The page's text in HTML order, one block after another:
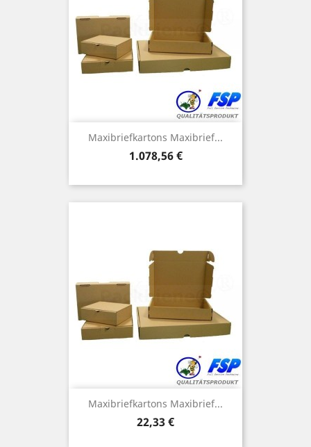
Maxibriefkartons Maxibrief...
Preis
1.078,56 €
Maxibriefkartons Maxibrief...
Preis
22,33 €